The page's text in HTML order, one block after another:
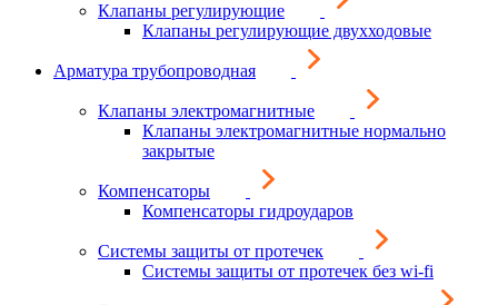
Клапаны регулирующие
Клапаны регулирующие двухходовые
Арматура трубопроводная
Клапаны электромагнитные
Клапаны электромагнитные нормально
закрытые
Компенсаторы
Компенсаторы гидроударов
Системы защиты от протечек
Системы защиты от протечек без wi-fi